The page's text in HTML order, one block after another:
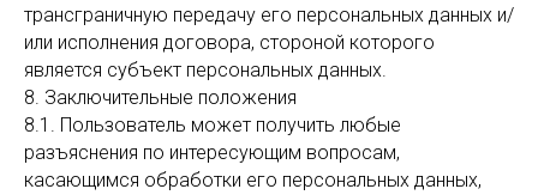
трансграничную передачу его персональных данных и/
или исполнения договора, стороной которого
является субъект персональных данных.
8. Заключительные положения
8.1. Пользователь может получить любые
разъяснения по интересующим вопросам,
касающимся обработки его персональных данных,